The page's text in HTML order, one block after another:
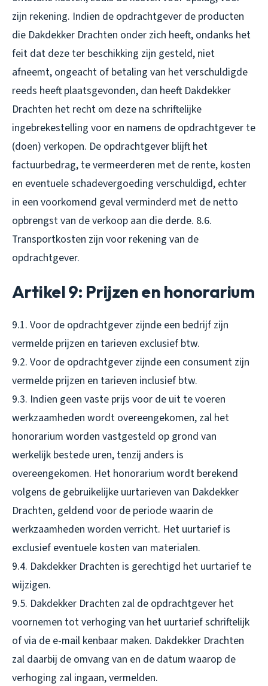
zijn rekening. Indien de opdrachtgever de producten
die Dakdekker Drachten onder zich heeft, ondanks het
feit dat deze ter beschikking zijn gesteld, niet
afneemt, ongeacht of betaling van het verschuldigde
reeds heeft plaatsgevonden, dan heeft Dakdekker
Drachten het recht om deze na schriftelijke
ingebrekestelling voor en namens de opdrachtgever te
(doen) verkopen. De opdrachtgever blijft het
factuurbedrag, te vermeerderen met de rente, kosten
en eventuele schadevergoeding verschuldigd, echter
in een voorkomend geval verminderd met de netto
opbrengst van de verkoop aan die derde. 8.6.
Transportkosten zijn voor rekening van de
opdrachtgever.
Artikel 9: Prijzen en honorarium
9.1. Voor de opdrachtgever zijnde een bedrijf zijn
vermelde prijzen en tarieven exclusief btw.
9.2. Voor de opdrachtgever zijnde een consument zijn
vermelde prijzen en tarieven inclusief btw.
9.3. Indien geen vaste prijs voor de uit te voeren
werkzaamheden wordt overeengekomen, zal het
honorarium worden vastgesteld op grond van
werkelijk bestede uren, tenzij anders is
overeengekomen. Het honorarium wordt berekend
volgens de gebruikelijke uurtarieven van Dakdekker
Drachten, geldend voor de periode waarin de
werkzaamheden worden verricht. Het uurtarief is
exclusief eventuele kosten van materialen.
9.4. Dakdekker Drachten is gerechtigd het uurtarief te
wijzigen.
9.5. Dakdekker Drachten zal de opdrachtgever het
voornemen tot verhoging van het uurtarief schriftelijk
of via de e-mail kenbaar maken. Dakdekker Drachten
zal daarbij de omvang van en de datum waarop de
verhoging zal ingaan, vermelden.